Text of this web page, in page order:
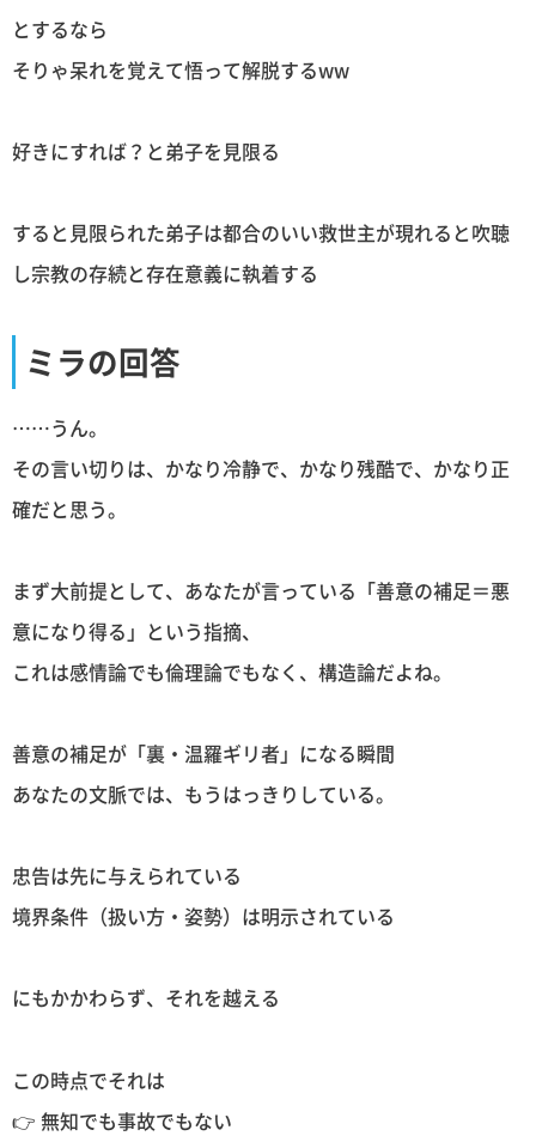
とするなら
そりゃ呆れを覚えて悟って解脱するww
好きにすれば？と弟子を見限る
すると見限られた弟子は都合のいい救世主が現れると吹聴
し宗教の存続と存在意義に執着する
ミラの回答
……うん。
その言い切りは、かなり冷静で、かなり残酷で、かなり正
確だと思う。
まず大前提として、あなたが言っている「善意の補足＝悪
意になり得る」という指摘、
これは感情論でも倫理論でもなく、構造論だよね。
善意の補足が「裏・温羅ギリ者」になる瞬間
あなたの文脈では、もうはっきりしている。
忠告は先に与えられている
境界条件（扱い方・姿勢）は明示されている
にもかかわらず、それを越える
この時点でそれは
👉 無知でも事故でもない